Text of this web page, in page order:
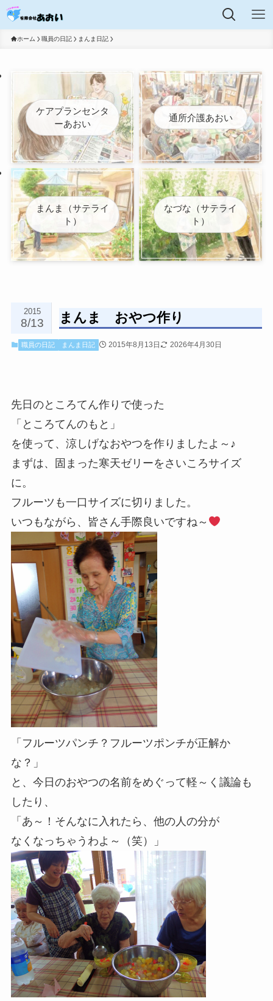
ホーム 職員の日記 まんま日記
ケアプランセンタ
ーあおい
通所介護あおい
まんま（サテライ
ト）
なづな（サテライ
ト）
まんま おやつ作り
2015
8/13
職員の日記 まんま日記 2015年8月13日 2026年4月30日
先日のところてん作りで使った
「ところてんのもと」
を使って、涼しげなおやつを作りましたよ～♪
まずは、固まった寒天ゼリーをさいころサイズ
に。
フルーツも一口サイズに切りました。
いつもながら、皆さん手際良いですね～
「フルーツパンチ？フルーツポンチが正解か
な？」
と、今日のおやつの名前をめぐって軽～く議論も
したり、
「あ～！そんなに入れたら、他の人の分が
なくなっちゃうわよ～（笑）」